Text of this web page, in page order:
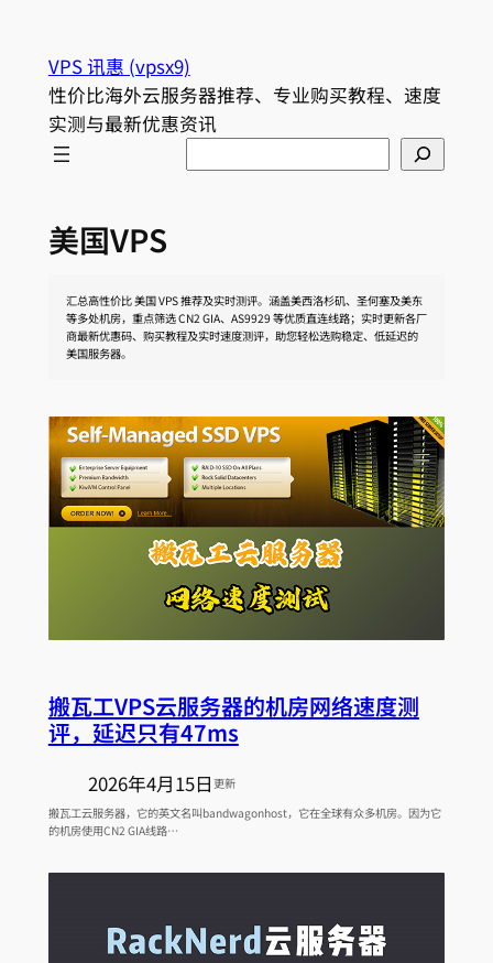
VPS 讯惠 (vpsx9)
性价比海外云服务器推荐、专业购买教程、速度
实测与最新优惠资讯
美国VPS
汇总高性价比 美国 VPS 推荐及实时测评。涵盖美西洛杉矶、圣何塞及美东
等多处机房，重点筛选 CN2 GIA、AS9929 等优质直连线路；实时更新各厂
商最新优惠码、购买教程及实时速度测评，助您轻松选购稳定、低延迟的
美国服务器。
搬瓦工VPS云服务器的机房网络速度测
评，延迟只有47ms
2026年4月15日 更新
搬瓦工云服务器，它的英文名叫bandwagonhost，它在全球有众多机房。因为它
的机房使用CN2 GIA线路…